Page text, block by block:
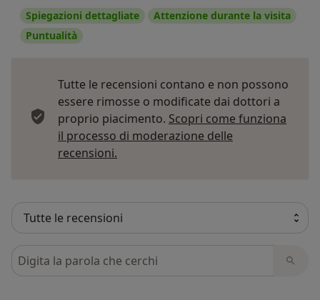
Spiegazioni dettagliate
Attenzione durante la visita
Puntualità
Tutte le recensioni contano e non possono
essere rimosse o modificate dai dottori a
proprio piacimento. Scopri come funziona
il processo di moderazione delle
recensioni.
Cerca nelle recensioni